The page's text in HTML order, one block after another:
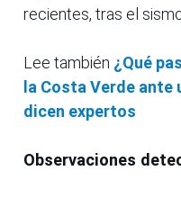
recientes, tras el
Lee también ¿Qué
la Costa Verde ante
dicen expertos
Observaciones